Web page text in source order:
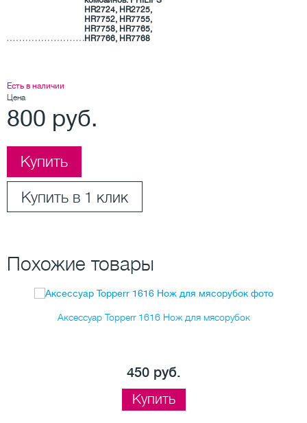
HR2724, HR2725,
HR7752, HR7755,
HR7758, HR7765,
HR7766, HR7768
Есть в наличии
Цена
800 руб.
Купить
Купить в 1 клик
Похожие товары
Аксессуар Topperr 1616 Нож для мясорубок
450 руб.
Купить